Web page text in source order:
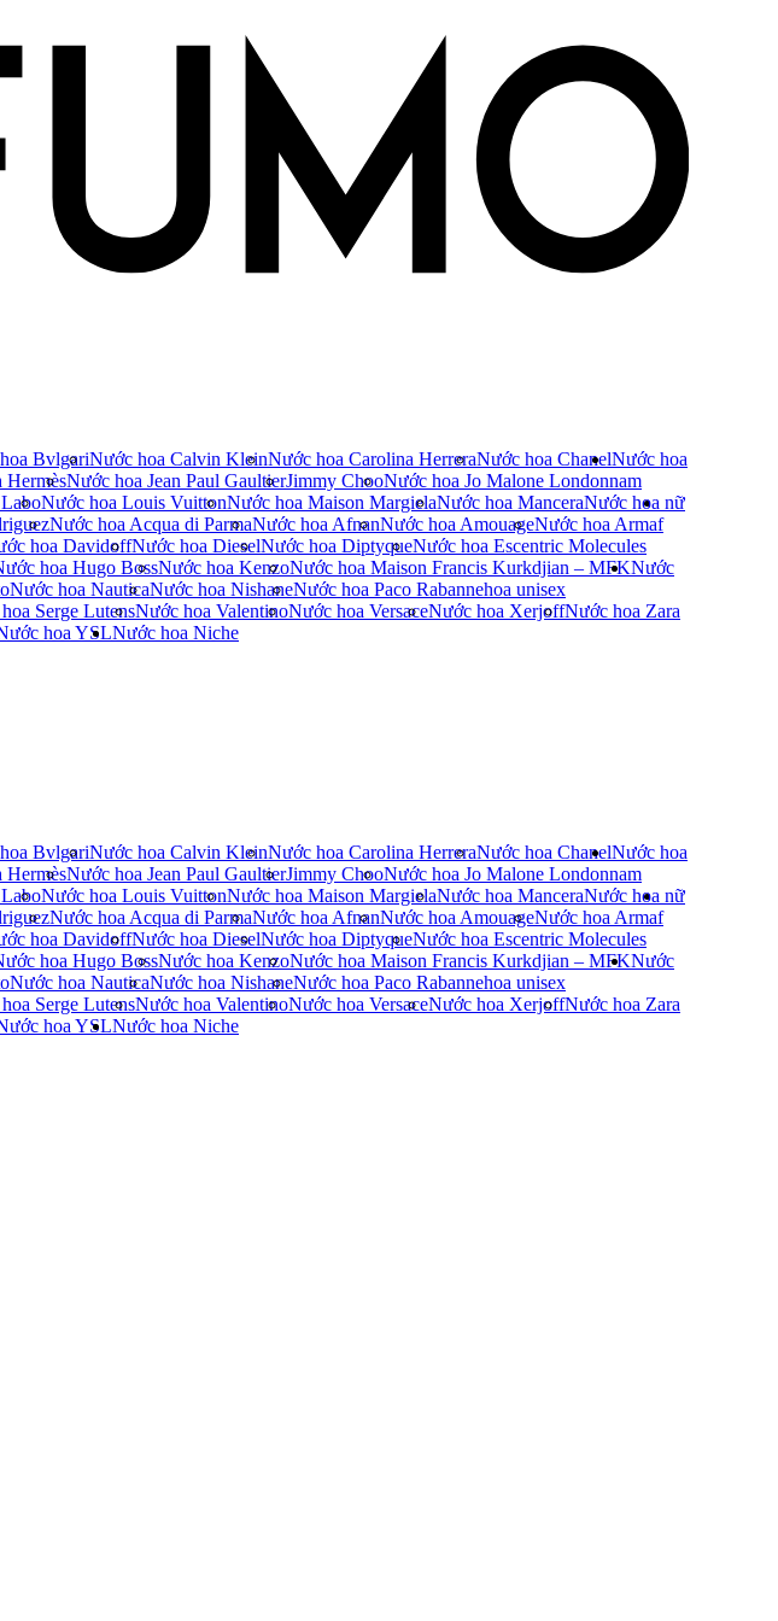
BvlgariNước hoa Calvin KleinNước hoa Carolina HerreraNước hoa Chanel
HermèsNước hoa Jean Paul GaultierJimmy ChooNước hoa Jo Malone London
Nước hoa Louis VuittonNước hoa Maison MargielaNước hoa Mancera
Nước hoa Acqua di ParmaNước hoa AfnanNước hoa AmouageNước hoa Armaf
hoa DavidoffNước hoa DieselNước hoa DiptyqueNước hoa Escentric Molecules
hoa Hugo BossNước hoa KenzoNước hoa Maison Francis Kurkdjian – MFK
Nước hoa NauticaNước hoa NishaneNước hoa Paco Rabanne
Serge LutensNước hoa ValentinoNước hoa VersaceNước hoa XerjoffNước hoa Zara
hoa YSL
Nước hoa
nam
Nước hoa nữ
Nước
hoa unisex
Nước hoa Niche
BvlgariNước hoa Calvin KleinNước hoa Carolina HerreraNước hoa Chanel
HermèsNước hoa Jean Paul GaultierJimmy ChooNước hoa Jo Malone London
Nước hoa Louis VuittonNước hoa Maison MargielaNước hoa Mancera
Nước hoa Acqua di ParmaNước hoa AfnanNước hoa AmouageNước hoa Armaf
hoa DavidoffNước hoa DieselNước hoa DiptyqueNước hoa Escentric Molecules
hoa Hugo BossNước hoa KenzoNước hoa Maison Francis Kurkdjian – MFK
Nước hoa NauticaNước hoa NishaneNước hoa Paco Rabanne
Serge LutensNước hoa ValentinoNước hoa VersaceNước hoa XerjoffNước hoa Zara
hoa YSL
Nước hoa
nam
Nước hoa nữ
Nước
hoa unisex
Nước hoa Niche